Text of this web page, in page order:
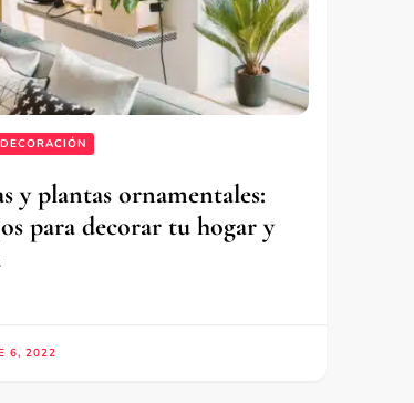
y plantas ornamentales:
para decorar tu hogar y
6, 2022